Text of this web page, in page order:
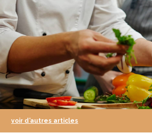
voir d’autres articles